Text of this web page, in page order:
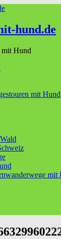
hund.de
mit Hund
mit Hund
mit